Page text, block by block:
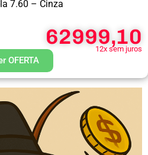
7.60 – Cinza
62999,10
12x sem juros
OFERTA